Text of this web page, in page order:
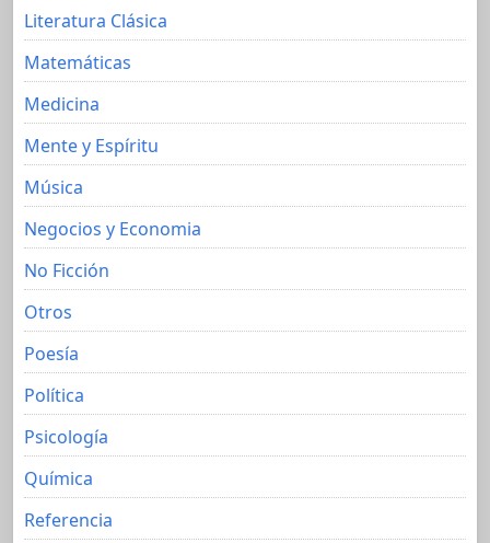
Literatura Clásica
Matemáticas
Medicina
Mente y Espíritu
Música
Negocios y Economia
No Ficción
Otros
Poesía
Política
Psicología
Química
Referencia